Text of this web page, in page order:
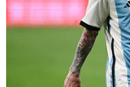
Al hacer clic en ”Suscribirse”
autoriza a recibir consejos y
¿Quiénes somos?
Proceso creativo